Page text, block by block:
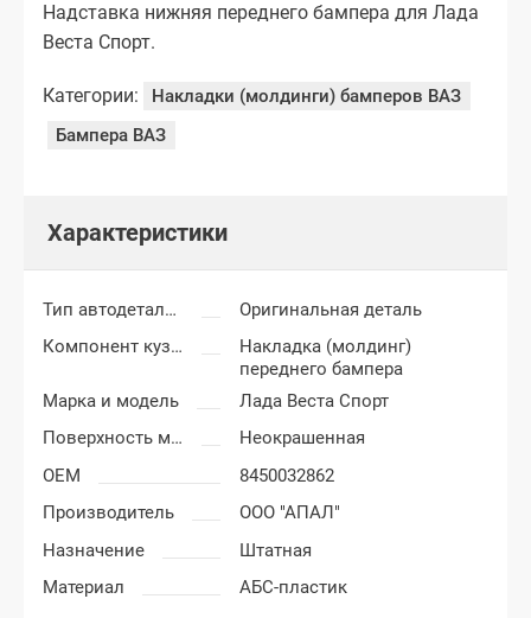
Надставка нижняя переднего бампера для Лада
Веста Спорт.
Категории:
Накладки (молдинги) бамперов ВАЗ
Бампера ВАЗ
Характеристики
Тип автодеталей
Оригинальная деталь
Компонент кузова
Накладка (молдинг)
переднего бампера
Марка и модель
Лада Веста Спорт
Поверхность молдинга
Неокрашенная
OEM
8450032862
Производитель
ООО "АПАЛ"
Назначение
Штатная
Материал
АБС-пластик